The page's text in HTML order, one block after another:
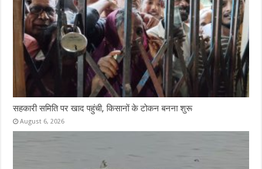
सहकारी समिति पर खाद पहुंची, किसानों के टोकन बनना शुरू
August 6, 2026